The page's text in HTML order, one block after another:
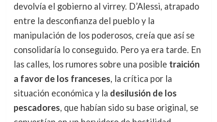
devolvía el gobierno al virrey. D’Alessi, atrapado
entre la desconfianza del pueblo y la
manipulación de los poderosos, creía que así se
consolidaría lo conseguido. Pero ya era tarde. En
las calles, los rumores sobre una posible traición
a favor de los franceses, la crítica por la
situación económica y la desilusión de los
pescadores, que habían sido su base original, se